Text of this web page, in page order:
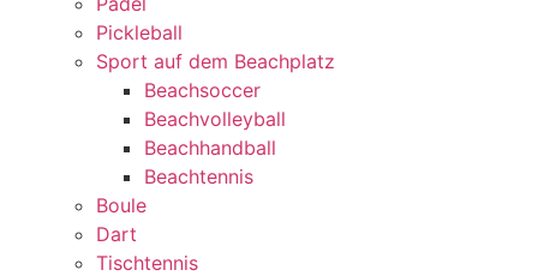
Pickleball
Sport auf dem Beachplatz
Beachsoccer
Beachvolleyball
Beachhandball
Beachtennis
Boule
Dart
Tischtennis